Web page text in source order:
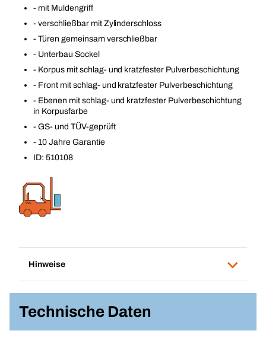
- mit Muldengriff
- verschließbar mit Zylinderschloss
- Türen gemeinsam verschließbar
- Unterbau Sockel
- Korpus mit schlag- und kratzfester Pulverbeschichtung
- Front mit schlag- und kratzfester Pulverbeschichtung
- Ebenen mit schlag- und kratzfester Pulverbeschichtung
in Korpusfarbe
- GS- und TÜV-geprüft
- 10 Jahre Garantie
ID: 510108
Hinweise
Technische Daten